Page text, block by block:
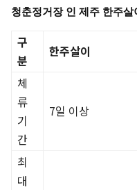
청춘정거장 인 제주 한주
구
분
한주살이
체
류
기
간
7일 이상
최
대